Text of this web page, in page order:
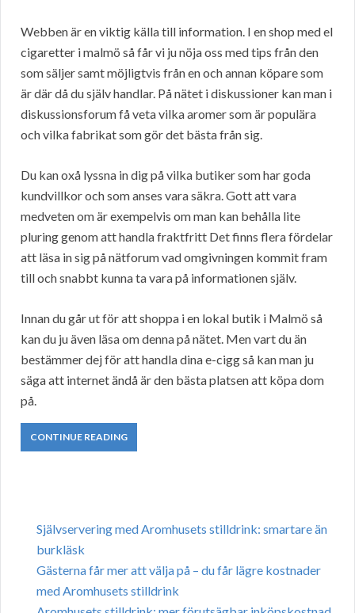
Webben är en viktig källa till information. I en shop med el
cigaretter i malmö så får vi ju nöja oss med tips från den
som säljer samt möjligtvis från en och annan köpare som
är där då du själv handlar. På nätet i diskussioner kan man i
diskussionsforum få veta vilka aromer som är populära
och vilka fabrikat som gör det bästa från sig.
Du kan oxå lyssna in dig på vilka butiker som har goda
kundvillkor och som anses vara säkra. Gott att vara
medveten om är exempelvis om man kan behålla lite
pluring genom att handla fraktfritt Det finns flera fördelar
att läsa in sig på nätforum vad omgivningen kommit fram
till och snabbt kunna ta vara på informationen själv.
Innan du går ut för att shoppa i en lokal butik i Malmö så
kan du ju även läsa om denna på nätet. Men vart du än
bestämmer dej för att handla dina e-cigg så kan man ju
säga att internet ändå är den bästa platsen att köpa dom
på.
CONTINUE READING
Självservering med Aromhusets stilldrink: smartare än
burkläsk
Gästerna får mer att välja på – du får lägre kostnader
med Aromhusets stilldrink